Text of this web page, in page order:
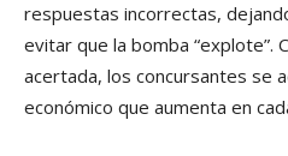
respuestas incorrectas,
evitar que la bomba “explote”.
acertada, los concursantes se
económico que aumenta en